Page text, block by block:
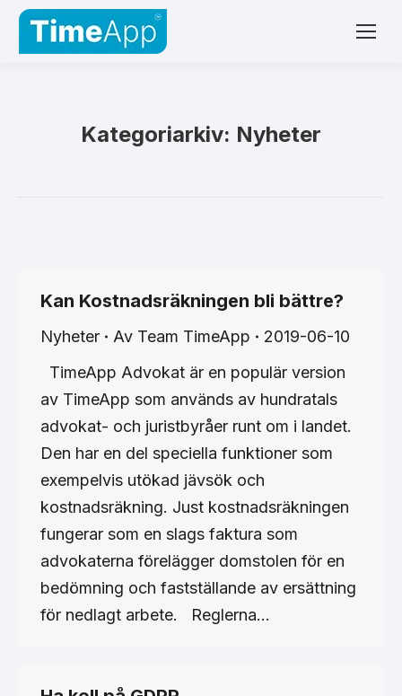
Kategoriarkiv: Nyheter
Kan Kostnadsräkningen bli bättre?
Nyheter Av Team TimeApp
2019-06-10
TimeApp Advokat är en populär version
av TimeApp som används av hundratals
advokat- och juristbyråer runt om i landet.
Den har en del speciella funktioner som
exempelvis utökad jävsök och
kostnadsräkning. Just kostnadsräkningen
fungerar som en slags faktura som
advokaterna förelägger domstolen för en
bedömning och fastställande av ersättning
för nedlagt arbete. Reglerna…